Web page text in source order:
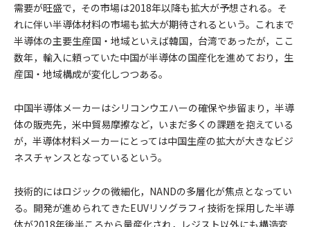
需要が旺盛で，その市場は2018年以降も拡大が予想される。そ
れに伴い半導体材料の市場も拡大が期待されるという。これまで
半導体の主要生産国・地域といえば韓国，台湾であったが，ここ
数年，輸入に頼っていた中国が半導体の国産化を進めており，生
産国・地域構成が変化しつつある。
中国半導体メーカーはシリコンウエハーの確保や歩留まり，半導
体の販売先，米中貿易摩擦など，いまだ多くの課題を抱えている
が，半導体材料メーカーにとっては中国生産の拡大が大きなビジ
ネスチャンスとなっているという。
技術的にはロジックの微細化，NANDの多層化が焦点となってい
る。開発が進められてきたEUVリソグラフィ技術を採用した半導
体が2018年後半ころから量産化され，レジスト以外にも構造変